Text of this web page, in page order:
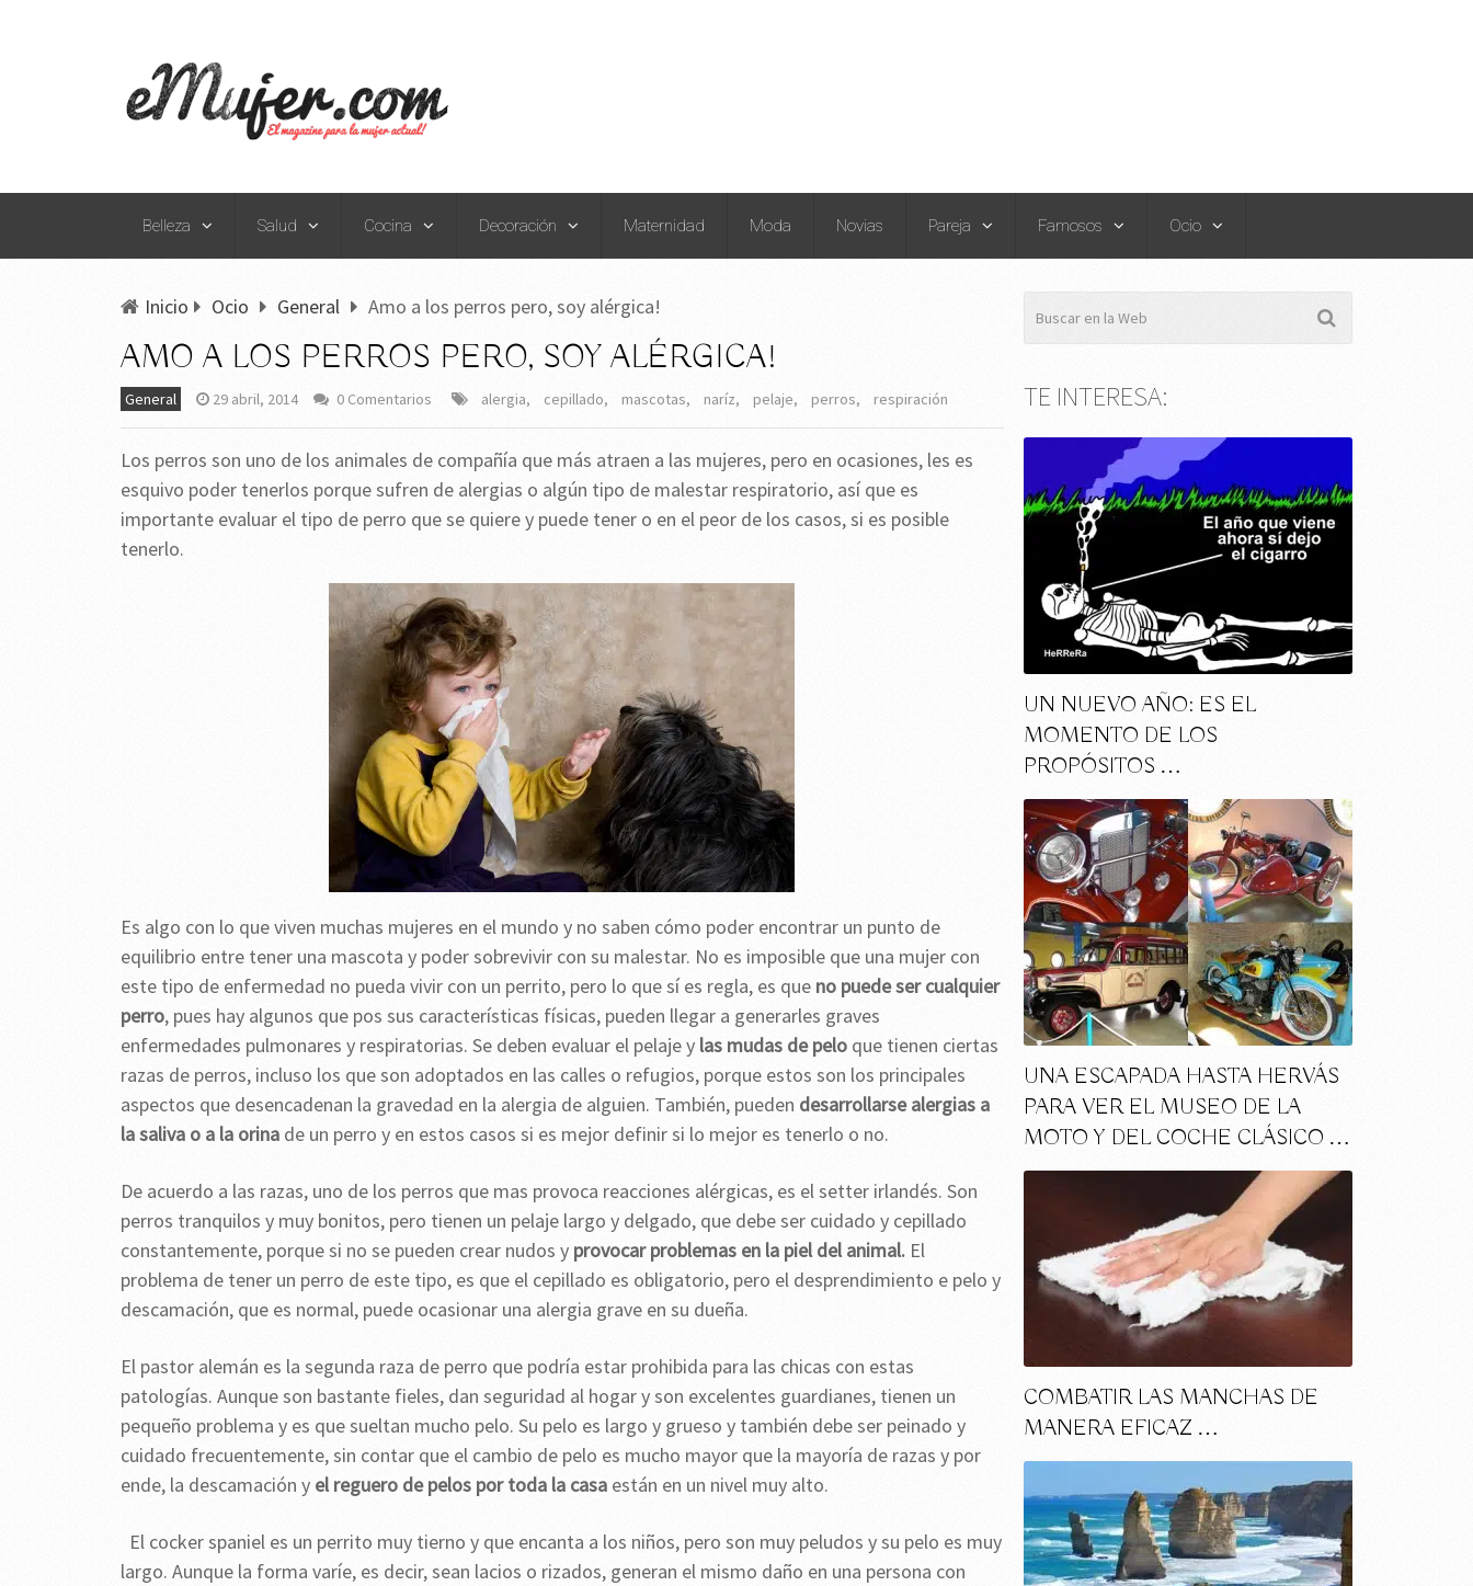
Belleza Salud Cocina Decoración Maternidad Moda Novias Pareja Famosos Ocio
Inicio Ocio General Amo a los perros pero, soy alérgica!
AMO A LOS PERROS PERO, SOY ALÉRGICA!
General 29 abril, 2014 0 Comentarios alergia, cepillado, mascotas, naríz, pelaje, perros, respiración
Los perros son uno de los animales de compañía que más atraen a las mujeres, pero en ocasiones, les es
esquivo poder tenerlos porque sufren de alergias o algún tipo de malestar respiratorio, así que es
importante evaluar el tipo de perro que se quiere y puede tener o en el peor de los casos, si es posible
tenerlo.
Es algo con lo que viven muchas mujeres en el mundo y no saben cómo poder encontrar un punto de
equilibrio entre tener una mascota y poder sobrevivir con su malestar. No es imposible que una mujer con
este tipo de enfermedad no pueda vivir con un perrito, pero lo que sí es regla, es que no puede ser cualquier
perro, pues hay algunos que pos sus características físicas, pueden llegar a generarles graves
enfermedades pulmonares y respiratorias. Se deben evaluar el pelaje y las mudas de pelo que tienen ciertas
razas de perros, incluso los que son adoptados en las calles o refugios, porque estos son los principales
aspectos que desencadenan la gravedad en la alergia de alguien. También, pueden desarrollarse alergias a
la saliva o a la orina de un perro y en estos casos si es mejor definir si lo mejor es tenerlo o no.
De acuerdo a las razas, uno de los perros que mas provoca reacciones alérgicas, es el setter irlandés. Son
perros tranquilos y muy bonitos, pero tienen un pelaje largo y delgado, que debe ser cuidado y cepillado
constantemente, porque si no se pueden crear nudos y provocar problemas en la piel del animal. El
problema de tener un perro de este tipo, es que el cepillado es obligatorio, pero el desprendimiento e pelo y
descamación, que es normal, puede ocasionar una alergia grave en su dueña.
El pastor alemán es la segunda raza de perro que podría estar prohibida para las chicas con estas
patologías. Aunque son bastante fieles, dan seguridad al hogar y son excelentes guardianes, tienen un
pequeño problema y es que sueltan mucho pelo. Su pelo es largo y grueso y también debe ser peinado y
cuidado frecuentemente, sin contar que el cambio de pelo es mucho mayor que la mayoría de razas y por
ende, la descamación y el reguero de pelos por toda la casa están en un nivel muy alto.
El cocker spaniel es un perrito muy tierno y que encanta a los niños, pero son muy peludos y su pelo es muy
largo. Aunque la forma varíe, es decir, sean lacios o rizados, generan el mismo daño en una persona con
TE INTERESA:
UN NUEVO AÑO: ES EL
MOMENTO DE LOS
PROPÓSITOS …
UNA ESCAPADA HASTA HERVÁS
PARA VER EL MUSEO DE LA
MOTO Y DEL COCHE CLÁSICO …
COMBATIR LAS MANCHAS DE
MANERA EFICAZ …